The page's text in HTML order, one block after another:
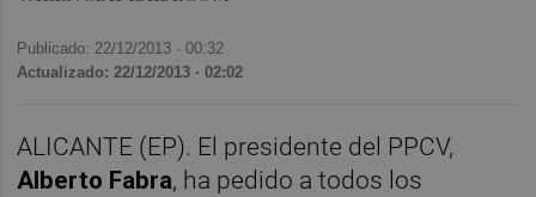
Publicado: 22/12/2013 ·00:32
Actualizado: 22/12/2013 · 02:02
ALICANTE (EP). El presidente del PPCV,
Alberto Fabra, ha pedido a todos los